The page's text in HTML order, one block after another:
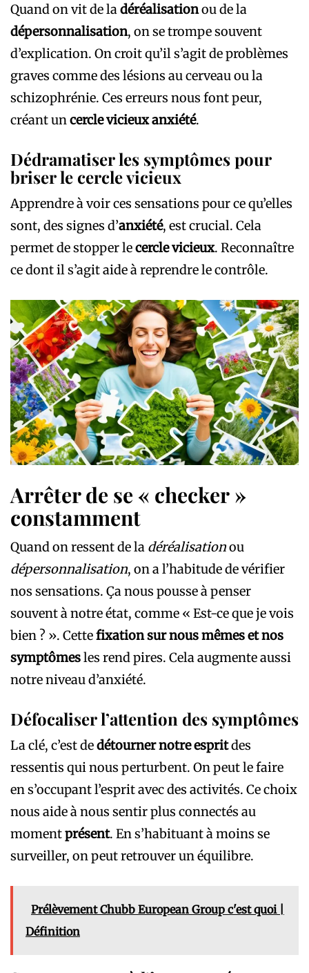
Quand on vit de ladéréalisationou de la
dépersonnalisation, on se trompe souvent
d’explication. On croit qu’il s’agit de problèmes
graves comme des lésions au cerveau ou la
schizophrénie. Ces erreurs nous font peur,
créant uncercle vicieux anxiété.
Dédramatiser les symptômes pour
briser le cercle vicieux
Apprendre à voir ces sensations pour ce qu’elles
sont, des signes d’anxiété, est crucial. Cela
permet de stopper lecercle vicieux. Reconnaître
ce dont il s’agit aide à reprendre le contrôle.
Arrêter de se « checker »
constamment
Quand on ressent de la déréalisationou
dépersonnalisation, on a l’habitude de vérifier
nos sensations. Ça nous pousse à penser
souvent à notre état, comme « Est-ce que je vois
bien ? ». Cettefixation sur nous mêmes et nos
symptômesles rend pires. Cela augmente aussi
notre niveau d’anxiété.
Défocaliser l’attention des symptômes
La clé, c’est dedétourner notre espritdes
ressentis qui nous perturbent. On peut le faire
en s’occupant l’esprit avec des activités. Ce choix
nous aide à nous sentir plus connectés au
momentprésent. En s’habituant à moins se
surveiller, on peut retrouver un équilibre.
Prélèvement Chubb European Group c'est quoi |
Définition